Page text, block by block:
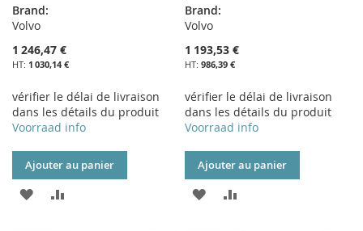
Brand:
Volvo
1 246,47 €
1 030,14 €
vérifier le délai de livraison
dans les détails du produit
Voorraad info
Ajouter au panier
AJOUTER
Brand:
Volvo
1 193,53 €
986,39 €
vérifier le délai de livraison
dans les détails du produit
Voorraad info
Ajouter au panier
AJOUTER